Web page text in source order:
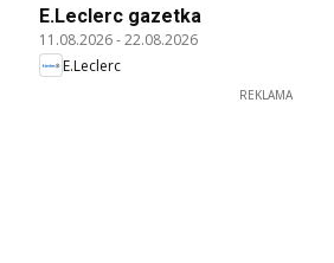
E.Leclerc gazetka
11.08.2026-22.08.2026
E.Leclerc
REKLAMA